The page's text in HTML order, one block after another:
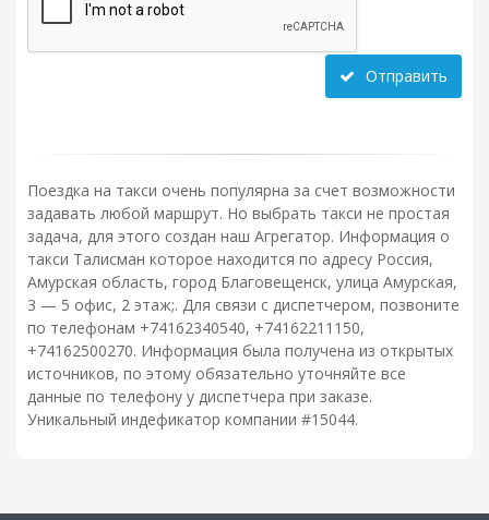
Отправить
Поездка на такси очень популярна за счет возможности
задавать любой маршрут. Но выбрать такси не простая
задача, для этого создан наш Агрегатор. Информация о
такси Талисман которое находится по адресу Россия,
Амурская область, город Благовещенск, улица Амурская,
3 — 5 офис, 2 этаж;. Для связи с диспетчером, позвоните
по телефонам +74162340540, +74162211150,
+74162500270. Информация была получена из открытых
источников, по этому обязательно уточняйте все
данные по телефону у диспетчера при заказе.
Уникальный индефикатор компании #15044.